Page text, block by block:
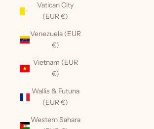
Vatican City
(EUR €)
Venezuela (EUR
€)
Vietnam (EUR
€)
Wallis & Futuna
(EUR €)
Western Sahara